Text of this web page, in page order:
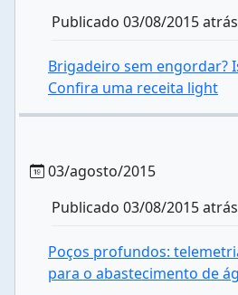
Publicado 03/08/2015
Brigadeiro sem engordar?
Confira uma receita light
03/agosto/2015
Publicado 03/08/2015
Poços profundos:
para o abastecimento de